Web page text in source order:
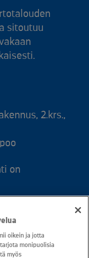
sitoutuu
2.krs.,
on
oikein ja jotta
monipuolisia
myös